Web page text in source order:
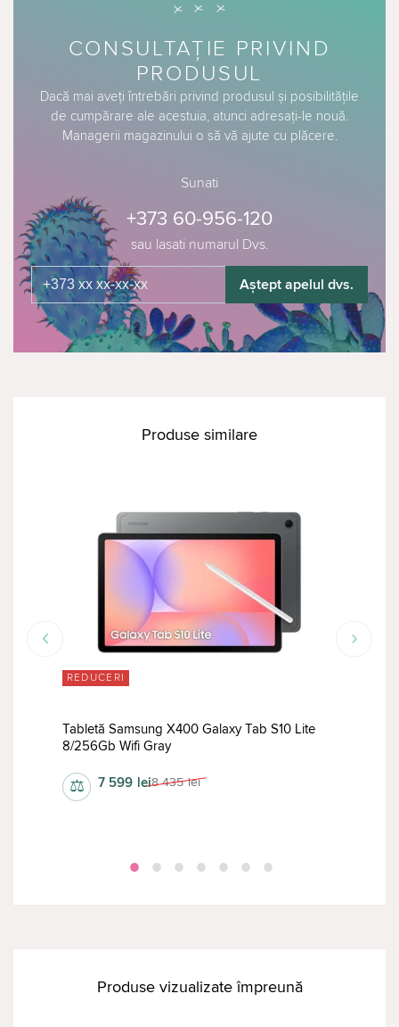
CONSULTAȚIE PRIVIND
PRODUSUL
Dacă mai aveți întrebări privind produsul și posibilitățile
de cumpărare ale acestuia, atunci adresați-le nouă.
Managerii magazinului o să vă ajute cu plăcere.
Sunati
sau lasati numarul Dvs.
+373 60-956-120
Aștept apelul dvs.
Produse similare
REDUCERI
Tabletă Samsung X400 Galaxy Tab S10 Lite
8/256Gb Wifi Gray
8 435 lei
7 599 lei
⚖
Produse vizualizate împreună